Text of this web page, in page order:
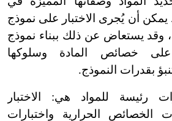
أن يُجرى الاختبار على نموذج
وقد يستعاض عن ذلك ببناء نموذج
على خصائص المادة وسلوكها
بقدرات النموذج.
رئيسة للمواد هي: الاختبار
الخصائص الحرارية واختبارات